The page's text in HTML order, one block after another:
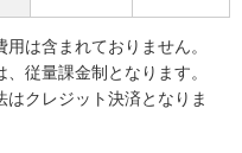
は含まれておりません。
従量課金制となります。
クレジット決済となりま